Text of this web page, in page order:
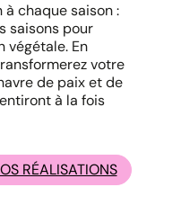
chaque saison :
saisons pour
végétale. En
votre
de paix et de
à la fois
RÉALISATIONS